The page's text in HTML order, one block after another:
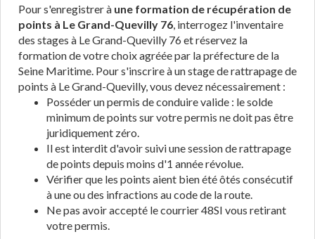
Pour s'enregistrer à une formation de récupération de
points à Le Grand-Quevilly 76, interrogez l'inventaire
des stages à Le Grand-Quevilly 76 et réservez la
formation de votre choix agréée par la préfecture de la
Seine Maritime. Pour s'inscrire à un stage de rattrapage de
points à Le Grand-Quevilly, vous devez nécessairement :
Posséder un permis de conduire valide : le solde
minimum de points sur votre permis ne doit pas être
juridiquement zéro.
Il est interdit d'avoir suivi une session de rattrapage
de points depuis moins d'1 année révolue.
Vérifier que les points aient bien été ôtés consécutif
à une ou des infractions au code de la route.
Ne pas avoir accepté le courrier 48SI vous retirant
votre permis.